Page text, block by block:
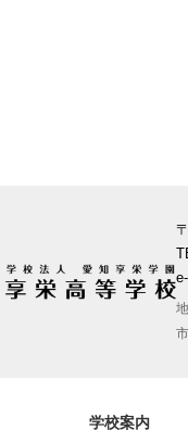
学校案内